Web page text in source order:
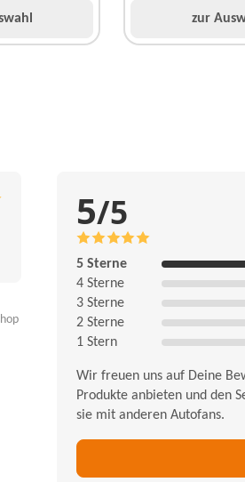
zur
5/5
5 Sterne
4 Sterne
3 Sterne
2 Sterne
1 Stern
Wir freuen uns auf Deine
Produkte anbieten und den
sie mit anderen Autofans.